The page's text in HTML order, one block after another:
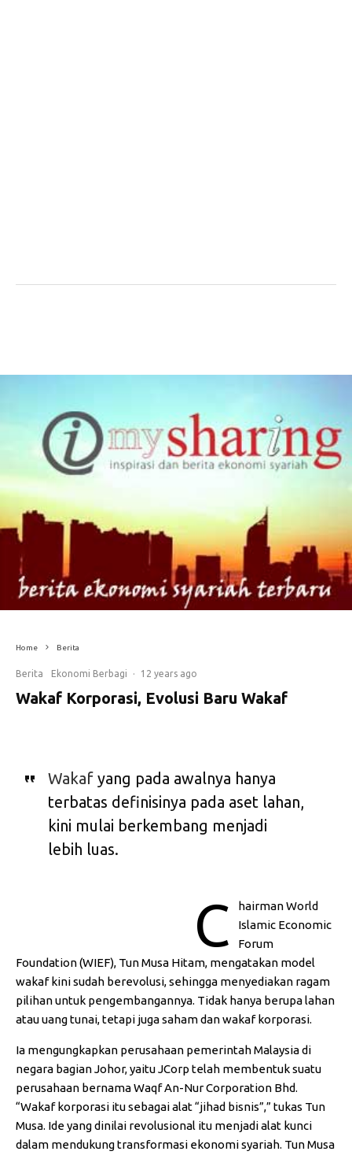
Home Berita
Berita Ekonomi Berbagi · 12 years ago
Wakaf Korporasi, Evolusi Baru Wakaf
Wakaf yang pada awalnya hanya
terbatas definisinya pada aset lahan,
kini mulai berkembang menjadi
lebih luas.
C
hairman World
Islamic Economic
Forum
Foundation (WIEF), Tun Musa Hitam, mengatakan model
wakaf kini sudah berevolusi, sehingga menyediakan ragam
pilihan untuk pengembangannya. Tidak hanya berupa lahan
atau uang tunai, tetapi juga saham dan wakaf korporasi.
Ia mengungkapkan perusahaan pemerintah Malaysia di
negara bagian Johor, yaitu JCorp telah membentuk suatu
perusahaan bernama Waqf An-Nur Corporation Bhd.
“Wakaf korporasi itu sebagai alat “jihad bisnis”,” tukas Tun
Musa. Ide yang dinilai revolusional itu menjadi alat kunci
dalam mendukung transformasi ekonomi syariah. Tun Musa